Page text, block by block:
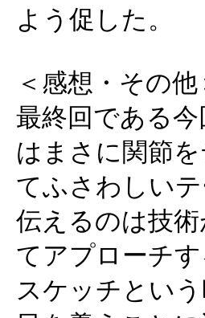
よう促した。
＜感想・その他
最終回である
はまさに関節
てふさわしい
伝えるのは技
てアプローチ
スケッチとい